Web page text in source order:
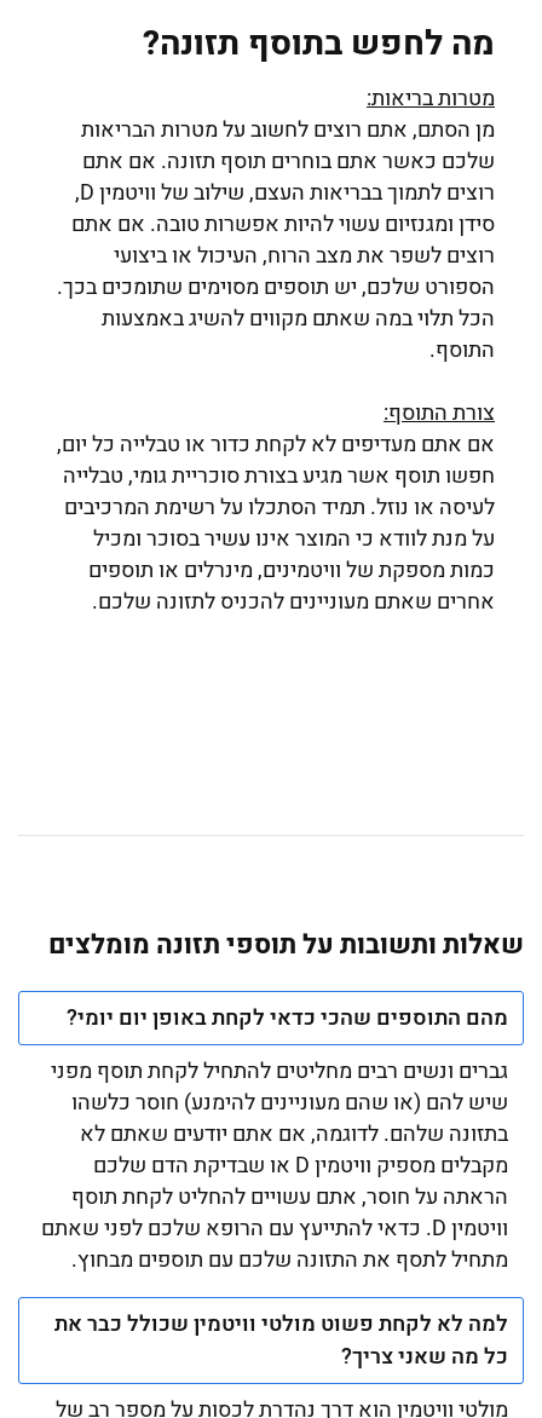
מה לחפש בתוסף תזונה?
מטרות בריאות:
מן הסתם, אתם רוצים לחשוב על מטרות הבריאות
שלכם כאשר אתם בוחרים תוסף תזונה. אם אתם
רוצים לתמוך בבריאות העצם, שילוב של וויטמין D,
סידן ומגנזיום עשוי להיות אפשרות טובה. אם אתם
רוצים לשפר את מצב הרוח, העיכול או ביצועי
הספורט שלכם, יש תוספים מסוימים שתומכים בכך.
הכל תלוי במה שאתם מקווים להשיג באמצעות
התוסף.
צורת התוסף:
אם אתם מעדיפים לא לקחת כדור או טבלייה כל יום,
חפשו תוסף אשר מגיע בצורת סוכריית גומי, טבלייה
לעיסה או נוזל. תמיד הסתכלו על רשימת המרכיבים
על מנת לוודא כי המוצר אינו עשיר בסוכר ומכיל
כמות מספקת של וויטמינים, מינרלים או תוספים
אחרים שאתם מעוניינים להכניס לתזונה שלכם.
שאלות ותשובות על תוספי תזונה מומלצים
מהם התוספים שהכי כדאי לקחת באופן יום יומי?
גברים ונשים רבים מחליטים להתחיל לקחת תוסף מפני
שיש להם (או שהם מעוניינים להימנע) חוסר כלשהו
בתזונה שלהם. לדוגמה, אם אתם יודעים שאתם לא
מקבלים מספיק וויטמין D או שבדיקת הדם שלכם
הראתה על חוסר, אתם עשויים להחליט לקחת תוסף
וויטמין D. כדאי להתייעץ עם הרופא שלכם לפני שאתם
מתחיל לתסף את התזונה שלכם עם תוספים מבחוץ.
למה לא לקחת פשוט מולטי וויטמין שכולל כבר את
כל מה שאני צריך?
מולטי וויטמין הוא דרך נהדרת לכסות על מספר רב של